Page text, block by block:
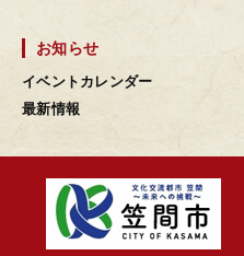
お知らせ
イベントカレンダー
最新情報